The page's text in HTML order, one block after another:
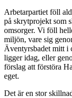
Arbetarpartiet föll
på skrytprojekt som
omsorger. Vi föll
miljön, vare sig
Äventyrsbadet mitt i
ligger idag, eller
förslag att förstöra
eget.
Det är en stor